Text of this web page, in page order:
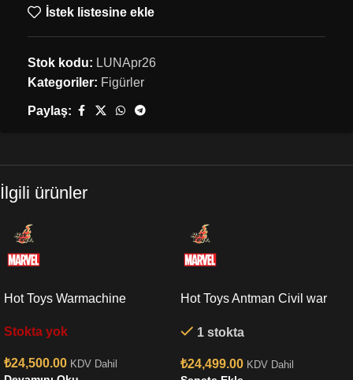
İstek listesine ekle
Stok kodu: LUNApr26
Kategoriler: Figürler
Paylaş:
İlgili ürünler
Hot Toys Warmachine
Stokta yok
₺24,500.00 KDV Dahil
Hot Toys Antman Civil war
1 stokta
₺24,499.00 KDV Dahil